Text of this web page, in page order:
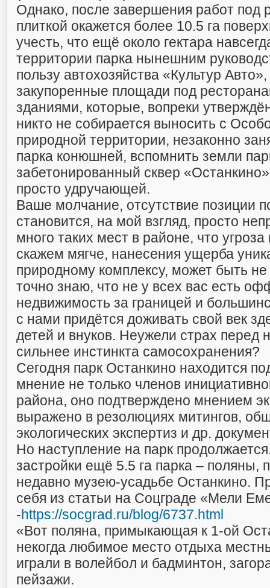
Однако, после завершения работ под
плиткой окажется более 10.5 га
учесть, что ещё около гектара
территории парка нынешним
пользу автохозяйства «Культур
закупоренные площади под
зданиями, которые, вопреки
никто не собирается выносить с
природной территории, незаконно
парка конюшней, вспомнить земли
забетонированный сквер
просто удручающей.
Ваше молчание, отсутствие позиции
становится, на мой взгляд, просто
много таких мест в районе, что
скажем мягче, нанесения ущерба
природному комплексу, может быть
точно знаю, что не у всех вас есть
недвижимость за границей и
с нами придётся доживать свой век
детей и внуков. Неужели страх перед
сильнее инстинкта самосохранения?
Сегодня парк Останкино находится
мнение не только членов
района, оно подтверждено мнением
выражено в резолюциях митингов,
экологических экспертиз и др.
Но наступление на парк
застройки ещё 5.5 га парка – поляны,
недавно музею-усадьбе Останкино.
себя из статьи на Соцграде «Мели
-https://socgrad.ru/blog/6737.html
«Вот поляна, примыкающая к 1-ой
некогда любимое место отдыха
играли в волейбол и бадминтон,
пейзажи.